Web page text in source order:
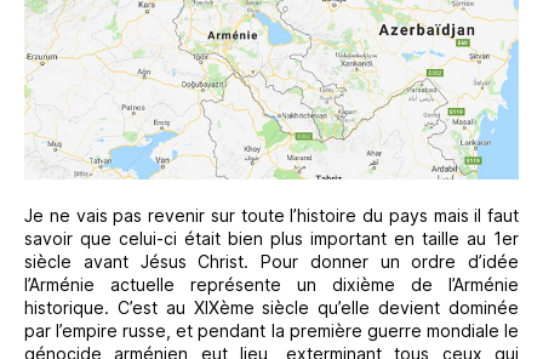
Je ne vais pas revenir sur toute l’histoire du pays mais il faut
savoir que celui-ci était bien plus important en taille au 1er
siècle avant Jésus Christ. Pour donner un ordre d’idée
l’Arménie actuelle représente un dixième de l’Arménie
historique. C’est au XIXème siècle qu’elle devient dominée
par l’empire russe, et pendant la première guerre mondiale le
génocide arménien eut lieu, exterminant tous ceux qui